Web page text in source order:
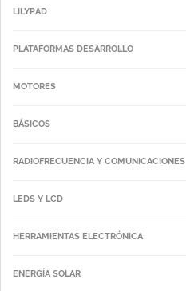
LILYPAD
PLATAFORMAS DESARROLLO
MOTORES
BÁSICOS
RADIOFRECUENCIA Y COMUNICACIONES
LEDS Y LCD
HERRAMIENTAS ELECTRÓNICA
ENERGÍA SOLAR